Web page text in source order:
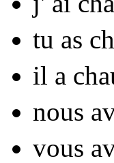
tu as
il a
nous
vous